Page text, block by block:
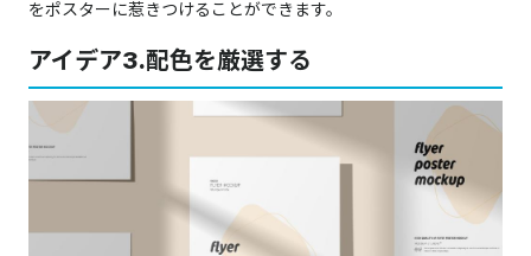
をポスターに惹きつけることができます。
アイデア3.配色を厳選する